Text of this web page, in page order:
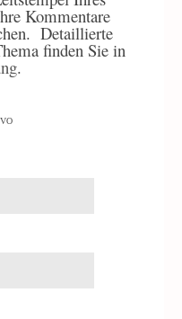
Kommentare
Detaillierte
finden Sie in
.